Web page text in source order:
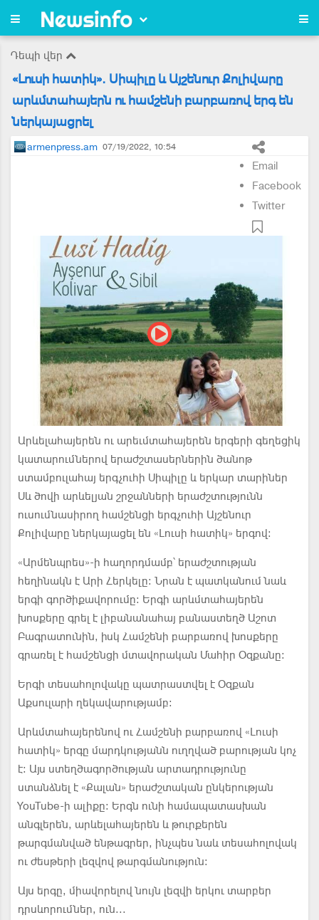
Դեպի վեր
«Լուսի հատիկ». Սիպիլը և Այշենուր Քոլիվարը
արևմտահայերն ու համշենի բարբառով երգ են
ներկայացրել
armenpress.am 07/19/2022, 10:54
Email
Facebook
Twitter
Արևելահայերեն ու արեւմտահայերեն երգերի գեղեցիկ
կատարումներով երաժշտասերներին ծանոթ
ստամբուլահայ երգչուհի Սիպիլը և երկար տարիներ
Սև ծովի արևելյան շրջանների երաժշտությունն
ուսումնասիրող համշենցի երգչուհի Այշենուր
Քոլիվարը ներկայացել են «Լուսի հատիկ» երգով։
«Արմենպրես»-ի հաղորդմամբ՝ երաժշտության
հեղինակն է Արի Հերկելը։ Նրան է պատկանում նաև
երգի գործիքավորումը։ Երգի արևմտահայերեն
խոսքերը գրել է լիբանանահայ բանաստեղծ Աշոտ
Բագրատունին, իսկ Համշենի բարբառով խոսքերը
գրառել է համշենցի մտավորական Մահիր Օզքանը։
Երգի տեսահոլովակը պատրաստվել է Օզքան
Աքսուլարի ղեկավարությամբ։
Արևմտահայերենով ու Համշենի բարբառով «Լուսի
հատիկ» երգը մարդկությանն ուղղված բարության կոչ
է։ Այս ստեղծագործության արտադրությունը
ստանձնել է «Քալան» երաժշտական ընկերության
YouTube-ի ալիքը։ Երգն ունի համապատասխան
անգլերեն, արևելահայերեն և թուրքերեն
թարգմանված ենթագրեր, ինչպես նաև տեսահոլովակ
ու ժեսթերի լեզվով թարգմանություն։
Այս երգը, միավորելով նույն լեզվի երկու տարբեր
դրսևորումներ, ուն...